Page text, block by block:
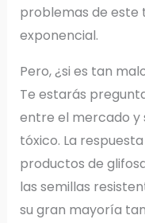
problemas de este
exponencial.
Pero, ¿si es tan
Te estarás
entre el mercado y
tóxico. La
productos de
las semillas
su gran mayoría